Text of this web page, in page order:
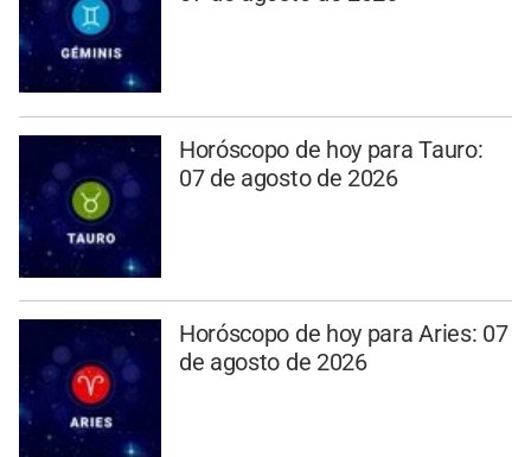
Horóscopo de hoy para Tauro:
07 de agosto de 2026
Horóscopo de hoy para Aries: 07
de agosto de 2026